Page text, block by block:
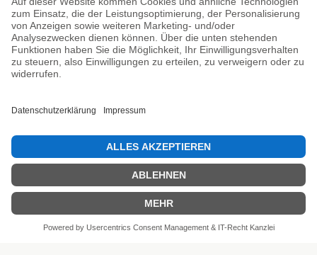
Unsere Prüfsiegel